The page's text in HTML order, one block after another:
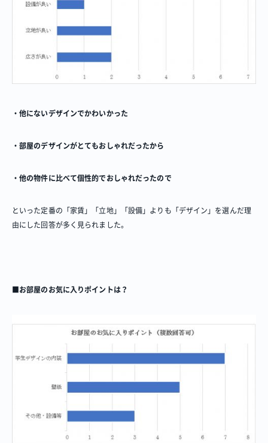
・他にないデザインでかわいかった
・部屋のデザインがとてもおしゃれだったから
・他の物件に比べて個性的でおしゃれだったので
といった定番の「家賃」「立地」「設備」よりも「デザイン」を選んだ理
由にした回答が多く見られました。
■お部屋のお気に入りポイントは？